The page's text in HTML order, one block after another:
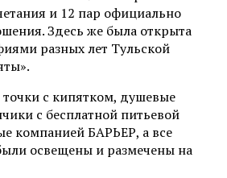
и 12 пар официально
Здесь же была открыта
разных лет Тульской
точки с кипятком, душевые
с бесплатной питьевой
компанией БАРЬЕР, а все
освещены и размечены на